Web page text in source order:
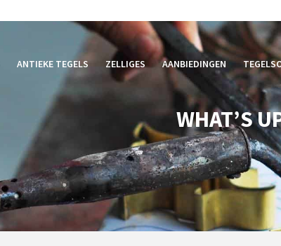
ANTIEKE TEGELS ZELLIGES AANBIEDINGEN
WHAT’S